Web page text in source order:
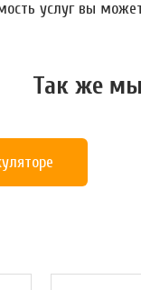
услуг вы
Так же